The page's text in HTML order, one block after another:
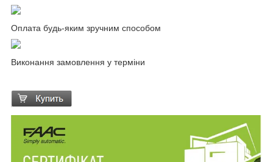
Оплата будь-яким зручним способом
Виконання замовлення у терміни